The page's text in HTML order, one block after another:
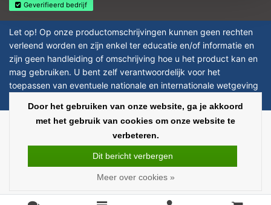
Geverifieerd bedrijf
Let op! Op onze productomschrijvingen kunnen geen rechten
verleend worden en zijn enkel ter educatie en/of informatie en
zijn geen handleiding of omschrijving hoe u het product kan en
mag gebruiken. U bent zelf verantwoordelijk voor het
toepassen van eventuele nationale en internationale wetgeving
Copyright © 2026 - Laboratorium Discounter - All rights reserved - Theme by
Alle bedragen zijn exclusief BTW
Door het gebruiken van onze website, ga je akkoord
met het gebruik van cookies om onze website te
verbeteren.
Dit bericht verbergen
Meer over cookies »